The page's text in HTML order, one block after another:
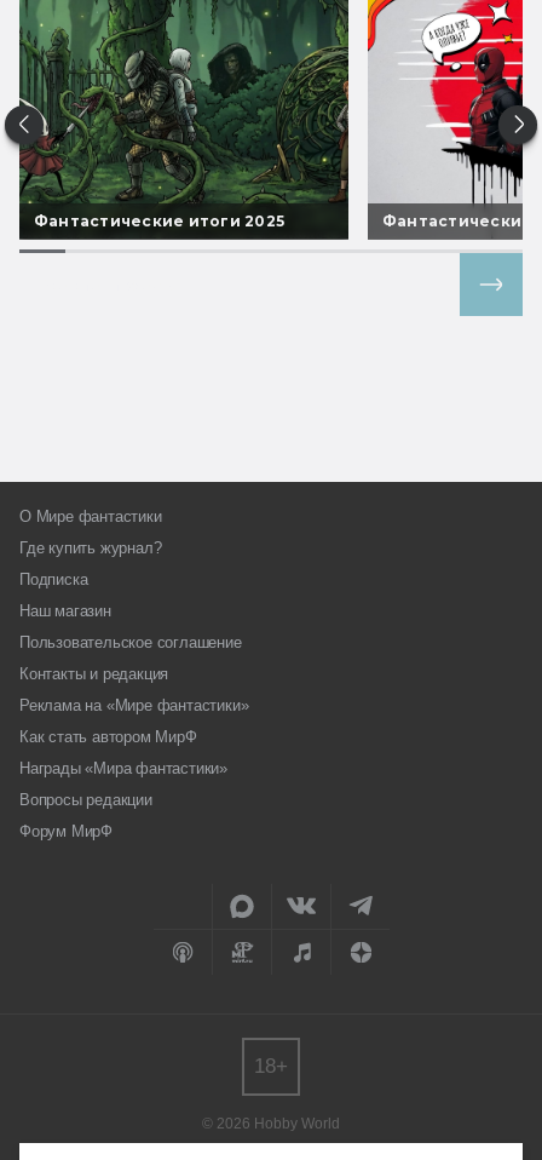
Фантастические итоги 2025 Фантастические
О Мире фантастики
Где купить журнал?
Подписка
Наш магазин
Пользовательское соглашение
Контакты и редакция
Реклама на «Мире фантастики»
Как стать автором МирФ
Награды «Мира фантастики»
Вопросы редакции
Форум МирФ
© 2026 Hobby World
18+